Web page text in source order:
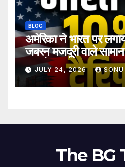
BLOG
अमेरिका ने भारत पर
जबरन मजदूरी वाले
बड़ा फैसला
JULY 24, 2026
The BG